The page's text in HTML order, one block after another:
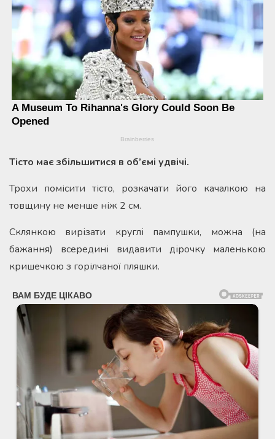
Тісто має збільшитися в об’ємі удвічі.
Трохи помісити тісто, розкачати його качалкою на
товщину не менше ніж 2 см.
Склянкою вирізати круглі пампушки, можна (на
бажання) всередині видавити дірочку маленькою
кришечкою з горілчаної пляшки.